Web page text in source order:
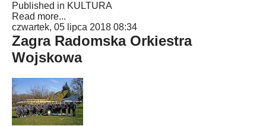
Published in KULTURA
Read more...
czwartek, 05 lipca 2018 08:34
Zagra Radomska Orkiestra
Wojskowa